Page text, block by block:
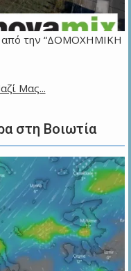
από την “ΔΟΜΟΧΗΜΙΚΗ
στη Βοιωτία